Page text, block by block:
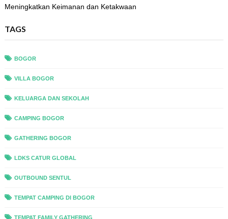
Meningkatkan Keimanan dan Ketakwaan
TAGS
BOGOR
VILLA BOGOR
KELUARGA DAN SEKOLAH
CAMPING BOGOR
GATHERING BOGOR
LDKS CATUR GLOBAL
OUTBOUND SENTUL
TEMPAT CAMPING DI BOGOR
TEMPAT FAMILY GATHERING